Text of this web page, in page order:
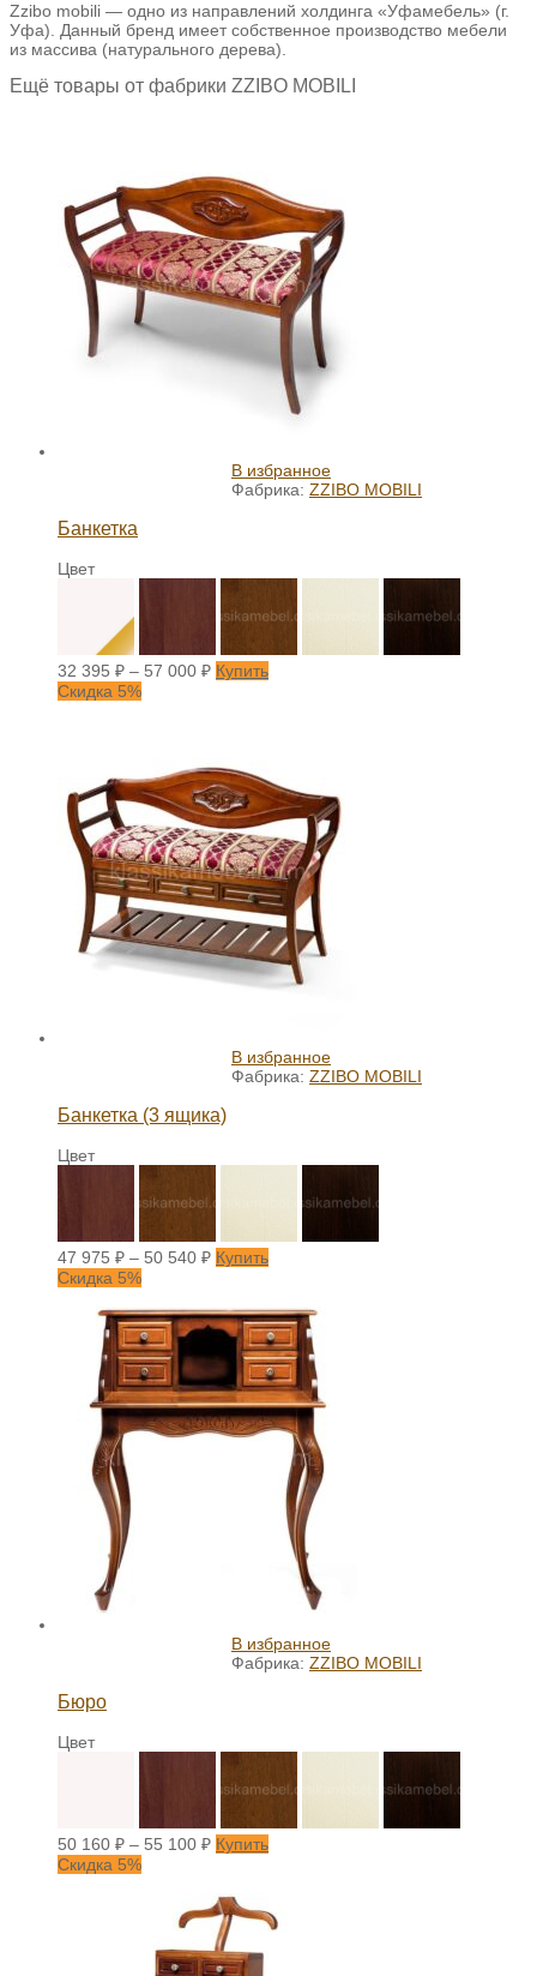
Zzibo mobili — одно из направлений холдинга «Уфамебель» (г.
Уфа). Данный бренд имеет собственное производство мебели
из массива (натурального дерева).
Ещё товары от фабрики ZZIBO MOBILI
В избранное
Фабрика: ZZIBO MOBILI
Банкетка
Цвет
32 395 ₽ – 57 000 ₽ Купить
Скидка 5%
В избранное
Фабрика: ZZIBO MOBILI
Банкетка (3 ящика)
Цвет
47 975 ₽ – 50 540 ₽ Купить
Скидка 5%
В избранное
Фабрика: ZZIBO MOBILI
Бюро
Цвет
50 160 ₽ – 55 100 ₽ Купить
Скидка 5%